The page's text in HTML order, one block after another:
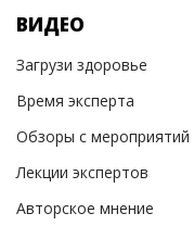
ВИДЕО
Загрузи здоровье
Время эксперта
Обзоры с мероприятий
Лекции экспертов
Авторское мнение